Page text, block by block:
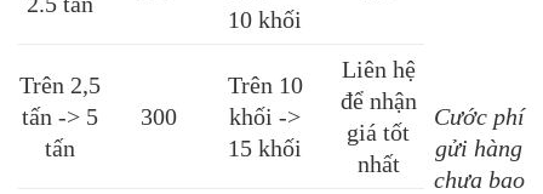
Cước phí
gửi hàng
chưa bao
10 khối
Trên 2,5
tấn -> 5
tấn
300
Trên 10
khối ->
15 khối
Liên hệ
để nhận
giá tốt
nhất